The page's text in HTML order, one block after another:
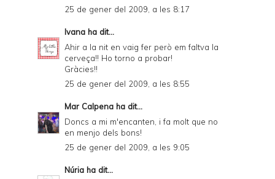
25 de gener del 2009, a les 8:17
Ivana ha dit...
Ahir a la nit en vaig fer però em faltva la
cerveça!! Ho torno a probar!
Gràcies!!
25 de gener del 2009, a les 8:55
Mar Calpena ha dit...
Doncs a mi m'encanten, i fa molt que no
en menjo dels bons!
25 de gener del 2009, a les 9:05
Núria ha dit...